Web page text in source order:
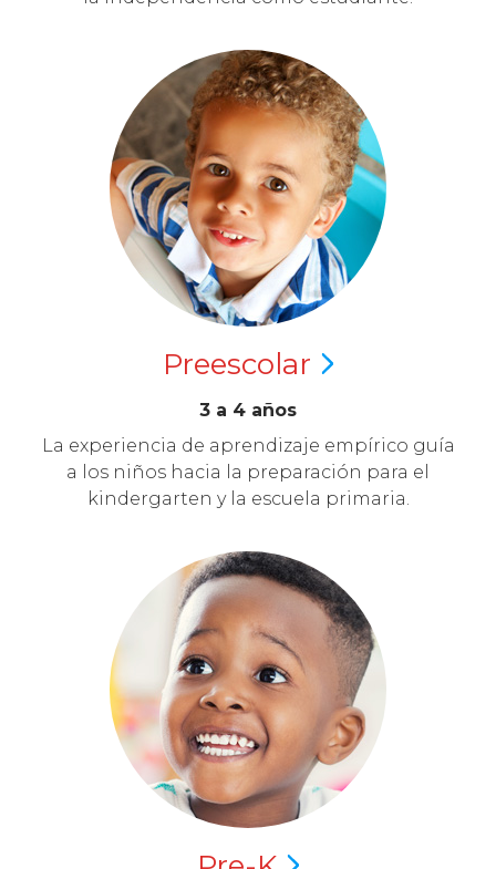
Preescolar
3 a 4 años
La experiencia de aprendizaje empírico guía
a los niños hacia la preparación para el
kindergarten y la escuela primaria.